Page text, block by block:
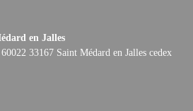
en Jalles
33167 Saint Médard en Jalles cedex